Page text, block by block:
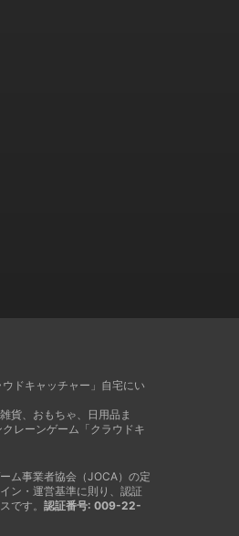
ドキャッチャー」自宅にい
貨、おもちゃ、日用品ま
レーンゲーム「クラウドキ
ム事業者協会（JOCA）の定
ン・運営基準に則り、認証
です。 認証番号: 009-22-